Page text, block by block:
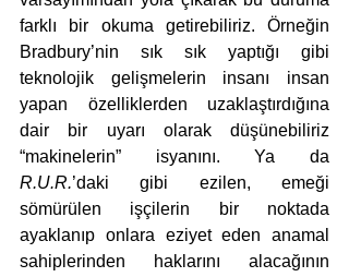
farklı bir okuma getirebiliriz. Örneğin
Bradbury’nin sık sık yaptığı gibi
teknolojik gelişmelerin insanı insan
yapan özelliklerden uzaklaştırdığına
dair bir uyarı olarak düşünebiliriz
R.U.R.’daki gibi ezilen, emeği
sömürülen işçilerin bir noktada
ayaklanıp onlara eziyet eden anamal
sahiplerinden haklarını alacağının